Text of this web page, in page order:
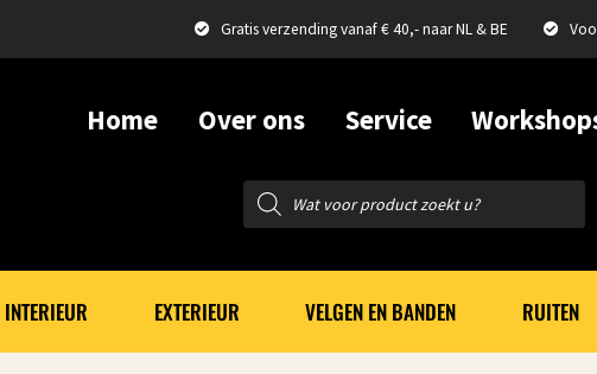
Gratis verzending vanaf € 40,- naar NL & BE
Home Over ons Service
Producten
zoeken
INTERIEUR EXTERIEUR VELGEN EN BANDEN RUITEN